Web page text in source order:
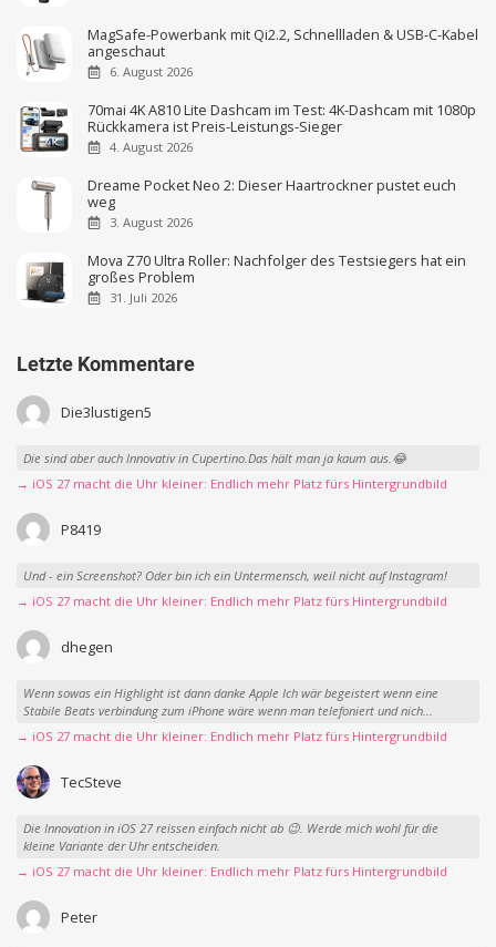
MagSafe-Powerbank mit Qi2.2, Schnellladen & USB-C-Kabel
angeschaut
6. August 2026
70mai 4K A810 Lite Dashcam im Test: 4K-Dashcam mit 1080p
Rückkamera ist Preis-Leistungs-Sieger
4. August 2026
Dreame Pocket Neo 2: Dieser Haartrockner pustet euch
weg
3. August 2026
Mova Z70 Ultra Roller: Nachfolger des Testsiegers hat ein
großes Problem
31. Juli 2026
Letzte Kommentare
Die3lustigen5
Die sind aber auch Innovativ in Cupertino.Das hält man ja kaum aus.😂
→ iOS 27 macht die Uhr kleiner: Endlich mehr Platz fürs Hintergrundbild
P8419
Und - ein Screenshot? Oder bin ich ein Untermensch, weil nicht auf Instagram!
→ iOS 27 macht die Uhr kleiner: Endlich mehr Platz fürs Hintergrundbild
dhegen
Wenn sowas ein Highlight ist dann danke Apple Ich wär begeistert wenn eine
Stabile Beats verbindung zum iPhone wäre wenn man telefoniert und nich...
→ iOS 27 macht die Uhr kleiner: Endlich mehr Platz fürs Hintergrundbild
TecSteve
Die Innovation in iOS 27 reissen einfach nicht ab 😉. Werde mich wohl für die
kleine Variante der Uhr entscheiden.
→ iOS 27 macht die Uhr kleiner: Endlich mehr Platz fürs Hintergrundbild
Peter